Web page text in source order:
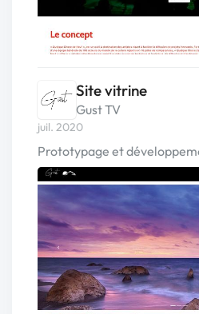
Site vitrine
Gust TV
juil. 2020
Prototypage et